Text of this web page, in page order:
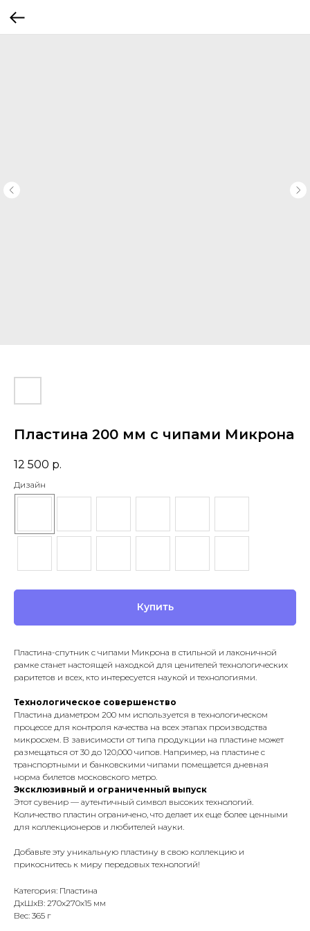
Пластина 200 мм с чипами Микрона
12 500 р.
Дизайн
Купить
Пластина-спутник с чипами Микрона в стильной и лаконичной
рамке станет настоящей находкой для ценителей технологических
раритетов и всех, кто интересуется наукой и технологиями.
Технологическое совершенство
Пластина диаметром 200 мм используется в технологическом
процессе для контроля качества на всех этапах производства
микросхем. В зависимости от типа продукции на пластине может
размещаться от 30 до 120,000 чипов. Например, на пластине с
транспортными и банковскими чипами помещается дневная
норма билетов московского метро.
Эксклюзивный и ограниченный выпуск
Этот сувенир — аутентичный символ высоких технологий.
Количество пластин ограничено, что делает их еще более ценными
для коллекционеров и любителей науки.
Добавьте эту уникальную пластину в свою коллекцию и
прикоснитесь к миру передовых технологий!
Категория: Пластина
ДxШxВ: 270x270x15 мм
Вес: 365 г